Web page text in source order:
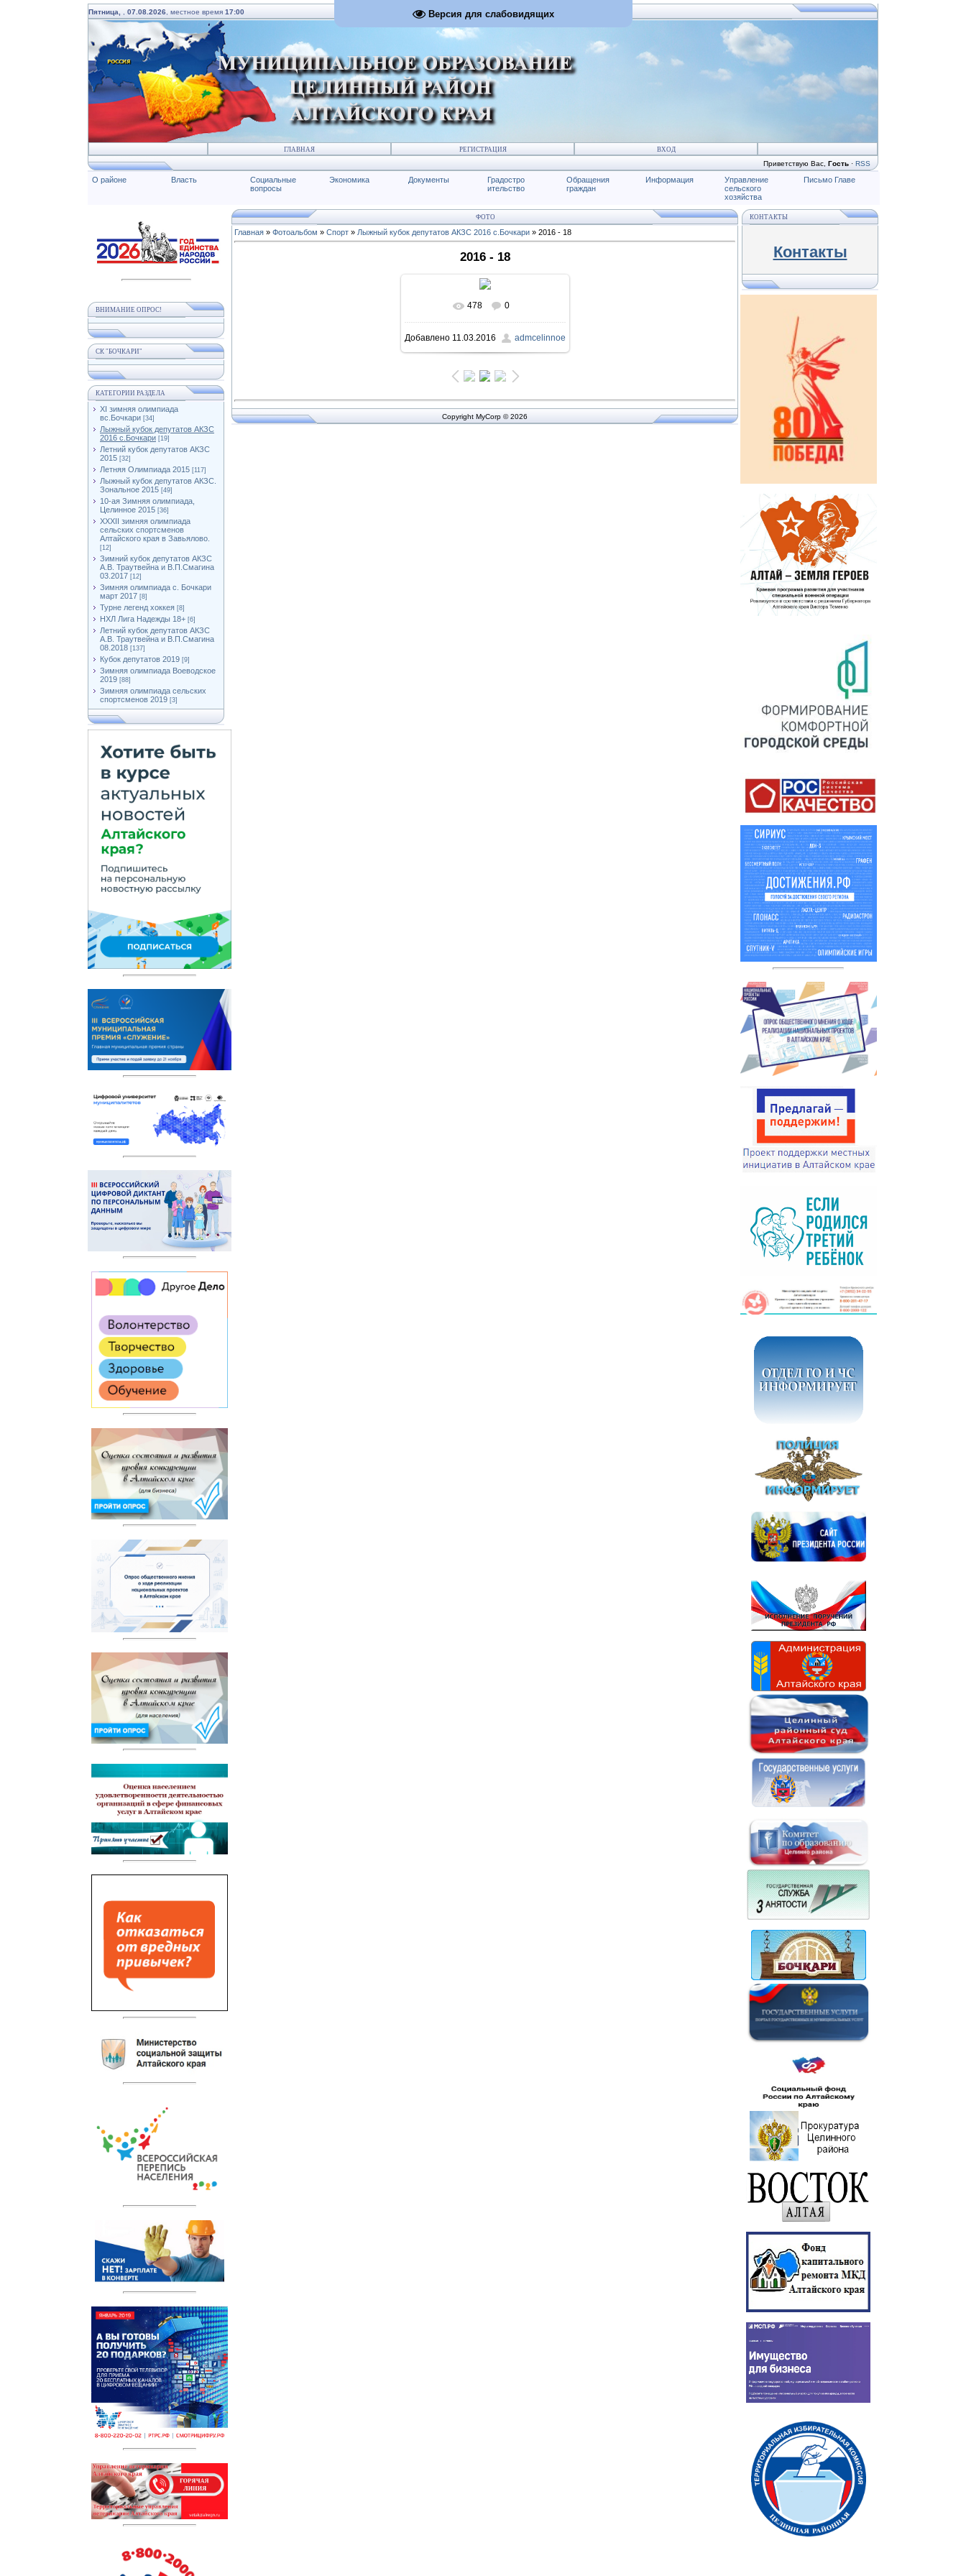
Версия для слабовидящих
Пятница, 07.08.2026 , местное время 17:00
ГЛАВНАЯ РЕГИСТРАЦИЯ ВХОД
Приветствую Вас Гость · RSS
О районе Власть
Социальные
вопросы
Экономика Документы
Градостро
ительство
Обращения
граждан
Информация
Управление
сельского
хозяйства
Письмо Главе
ВНИМАНИЕ ОПРОС!
СК "БОЧКАРИ"
КАТЕГОРИИ РАЗДЕЛА
XI зимняя олимпиада
вс.Бочкари [34]
Лыжный кубок депутатов АКЗС
2016 с.Бочкари [19]
Летний кубок депутатов АКЗС
2015 [32]
Летняя Олимпиада 2015 [117]
Лыжный кубок депутатов АКЗС.
Зональное 2015 [49]
10-ая Зимняя олимпиада,
Целинное 2015 [36]
XXXII зимняя олимпиада
сельских спортсменов
Алтайского края в Завьялово.
[12]
Зимний кубок депутатов АКЗС
А.В. Траутвейна и В.П.Смагина
03.2017 [12]
Зимняя олимпиада с. Бочкари
март 2017 [8]
Турне легенд хоккея [8]
НХЛ Лига Надежды 18+ [6]
Летний кубок депутатов АКЗС
А.В. Траутвейна и В.П.Смагина
08.2018 [137]
Кубок депутатов 2019 [9]
Зимняя олимпиада Воеводское
2019 [88]
Зимняя олимпиада сельских
спортсменов 2019 [3]
ФОТО
Главная » Фотоальбом » Спорт » Лыжный кубок депутатов АКЗС 2016 с.Бочкари » 2016 - 18
2016 - 18
В реальном размере
407.6Kb
478 0
Добавлено11.03.2016 admcelinnoe
Copyright MyCorp © 2026
КОНТАКТЫ
Контакты